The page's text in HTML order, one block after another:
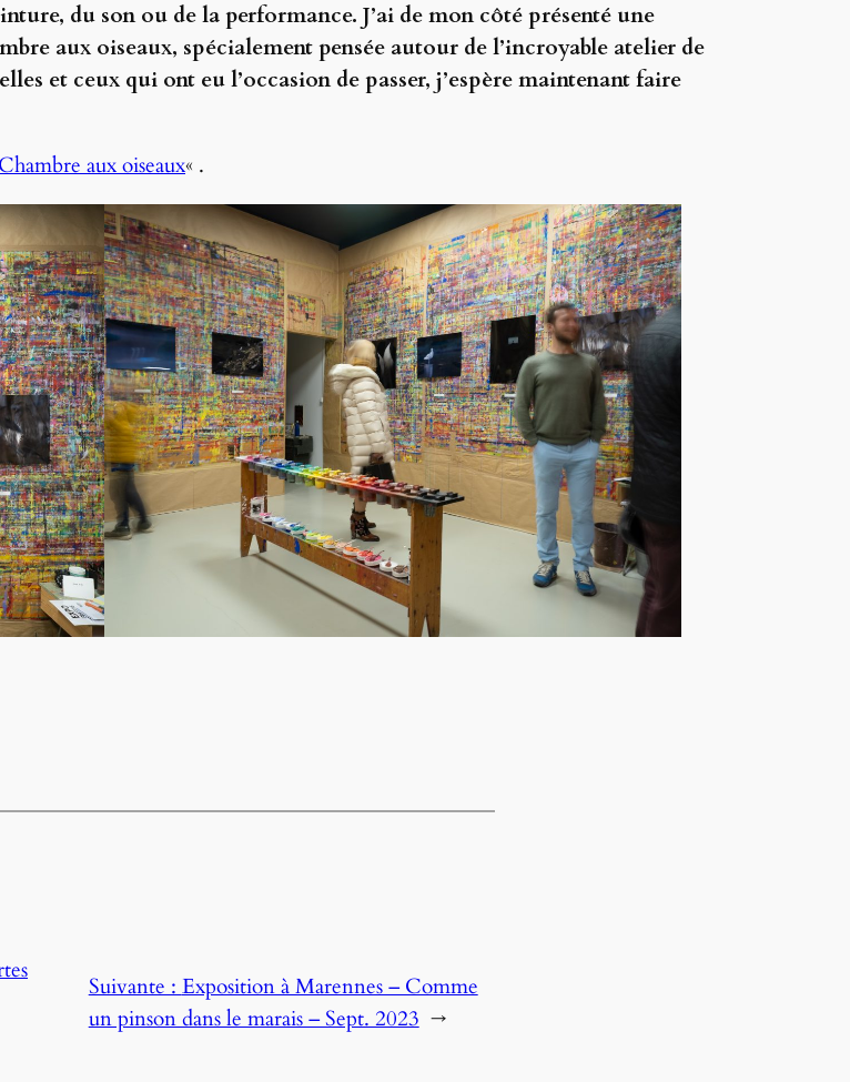
du son ou de la performance. J’ai de mon côté présenté une
aux oiseaux, spécialement pensée autour de l’incroyable atelier de
et ceux qui ont eu l’occasion de passer, j’espère maintenant faire
aux oiseaux« .
Suivante : Exposition à Marennes – Comme
un pinson dans le marais – Sept. 2023 →